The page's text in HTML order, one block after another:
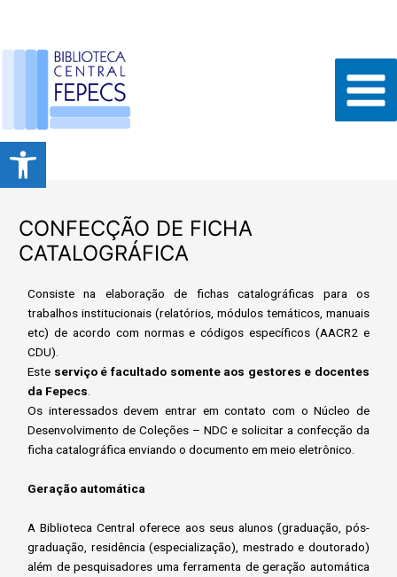
Abrir a barra de ferramentas
o
CONFECÇÃO DE FICHA
CATALOGRÁFICA
Consiste na elaboração de fichas catalográficas para os
trabalhos institucionais (relatórios, módulos temáticos, manuais
etc) de acordo com normas e códigos específicos (AACR2 e
CDU).
Este serviço é facultado somente aos gestores e docentes
da Fepecs
Os interessados devem entrar em contato com o Núcleo de
Desenvolvimento de Coleções – NDC e solicitar a confecção da
ficha catalográfica enviando o documento em meio eletrônico.
Geração automática
A Biblioteca Central oferece aos seus alunos (graduação, pós-
graduação, residência (especialização), mestrado e doutorado)
além de pesquisadores uma ferramenta de geração automática